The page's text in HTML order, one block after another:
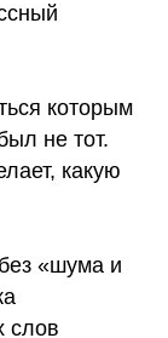
которым
не тот.
какую
«шума и
слов